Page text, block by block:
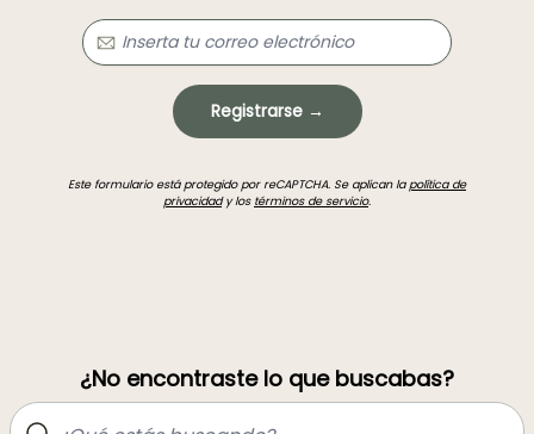
Registrarse →
Este formulario está protegido por reCAPTCHA. Se aplican lapolítica de
privacidady los términos de servicio.
¿No encontraste lo que buscabas?